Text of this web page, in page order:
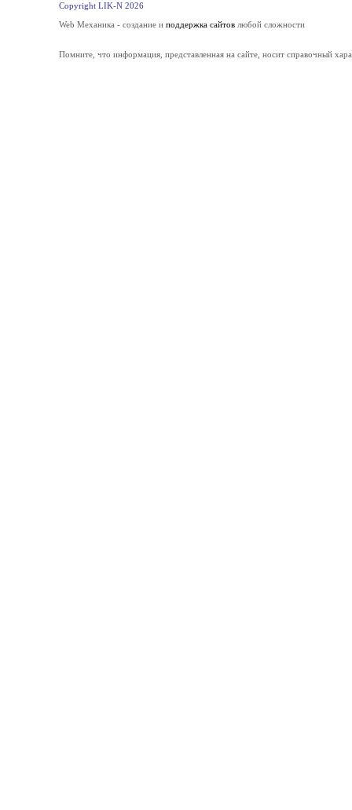
Copyright LIK-N 2026
Web Механика - создание и поддержка сайтов любой сложности
Помните, что информация, представленная на сайте, носит справочный